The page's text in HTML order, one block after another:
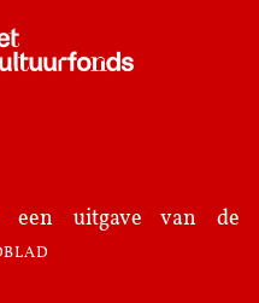
uitgave van de